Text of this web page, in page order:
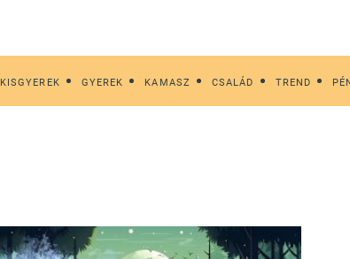
KISGYEREK GYEREK KAMASZ CSALÁD TREND